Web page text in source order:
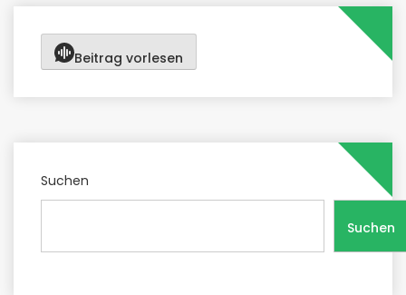
Beitrag vorlesen
Suchen
Suchen